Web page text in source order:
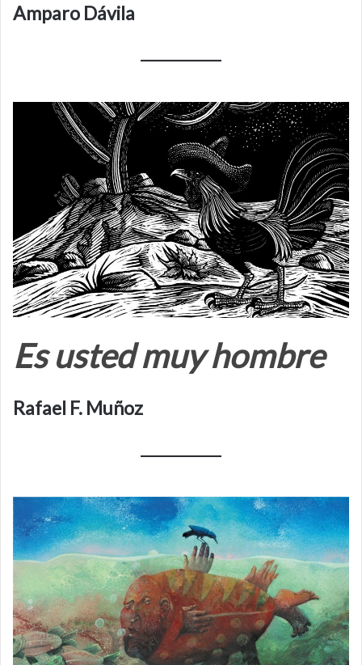
Amparo Dávila
Es usted muy hombre
Rafael F. Muñoz